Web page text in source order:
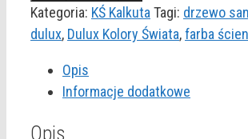
KOLORY
ŚWIATA
sandałowe"
Kategoria: KŚ Kalkuta Tagi: drzewo
dulux, Dulux Kolory Świata,farba
Opis
Informacje dodatkowe
Opis